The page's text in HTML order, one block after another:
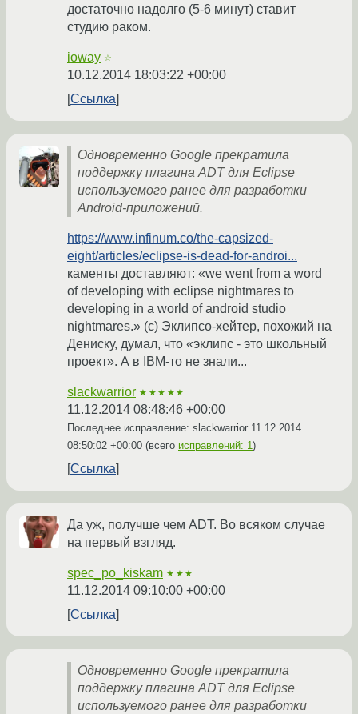
достаточно надолго (5-6 минут) ставит
студию раком.
ioway ☆
10.12.2014 18:03:22 +00:00
Ссылка
Одновременно Google прекратила
поддержку плагина ADT для Eclipse
используемого ранее для разработки
Android-приложений.
https://www.infinum.co/the-capsized-
eight/articles/eclipse-is-dead-for-androi...
каменты доставляют: «we went from a word
of developing with eclipse nightmares to
developing in a world of android studio
nightmares.» (с) Эклипсо-хейтер, похожий на
Дениску, думал, что «эклипс - это школьный
проект». А в IBM-то не знали...
slackwarrior ★★★★★
11.12.2014 08:48:46 +00:00
Последнее исправление: slackwarrior 11.12.2014
08:50:02 +00:00 (всего исправлений: 1)
Ссылка
Да уж, получше чем ADT. Во всяком случае
на первый взгляд.
spec_po_kiskam ★★★
11.12.2014 09:10:00 +00:00
Ссылка
Одновременно Google прекратила
поддержку плагина ADT для Eclipse
используемого ранее для разработки